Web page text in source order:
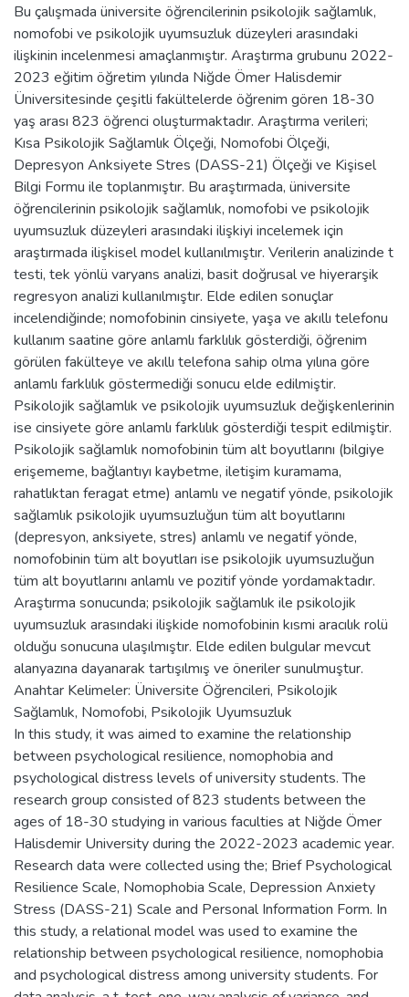
Bu çalışmada üniversite öğrencilerinin psikolojik sağlamlık,
nomofobi ve psikolojik uyumsuzluk düzeyleri arasındaki
ilişkinin incelenmesi amaçlanmıştır. Araştırma grubunu 2022-
2023 eğitim öğretim yılında Niğde Ömer Halisdemir
Üniversitesinde çeşitli fakültelerde öğrenim gören 18-30
yaş arası 823 öğrenci oluşturmaktadır. Araştırma verileri;
Kısa Psikolojik Sağlamlık Ölçeği, Nomofobi Ölçeği,
Depresyon Anksiyete Stres (DASS-21) Ölçeği ve Kişisel
Bilgi Formu ile toplanmıştır. Bu araştırmada, üniversite
öğrencilerinin psikolojik sağlamlık, nomofobi ve psikolojik
uyumsuzluk düzeyleri arasındaki ilişkiyi incelemek için
araştırmada ilişkisel model kullanılmıştır. Verilerin analizinde t
testi, tek yönlü varyans analizi, basit doğrusal ve hiyerarşik
regresyon analizi kullanılmıştır. Elde edilen sonuçlar
incelendiğinde; nomofobinin cinsiyete, yaşa ve akıllı telefonu
kullanım saatine göre anlamlı farklılık gösterdiği, öğrenim
görülen fakülteye ve akıllı telefona sahip olma yılına göre
anlamlı farklılık göstermediği sonucu elde edilmiştir.
Psikolojik sağlamlık ve psikolojik uyumsuzluk değişkenlerinin
ise cinsiyete göre anlamlı farklılık gösterdiği tespit edilmiştir.
Psikolojik sağlamlık nomofobinin tüm alt boyutlarını (bilgiye
erişememe, bağlantıyı kaybetme, iletişim kuramama,
rahatlıktan feragat etme) anlamlı ve negatif yönde, psikolojik
sağlamlık psikolojik uyumsuzluğun tüm alt boyutlarını
(depresyon, anksiyete, stres) anlamlı ve negatif yönde,
nomofobinin tüm alt boyutları ise psikolojik uyumsuzluğun
tüm alt boyutlarını anlamlı ve pozitif yönde yordamaktadır.
Araştırma sonucunda; psikolojik sağlamlık ile psikolojik
uyumsuzluk arasındaki ilişkide nomofobinin kısmi aracılık rolü
olduğu sonucuna ulaşılmıştır. Elde edilen bulgular mevcut
alanyazına dayanarak tartışılmış ve öneriler sunulmuştur.
Anahtar Kelimeler: Üniversite Öğrencileri, Psikolojik
Sağlamlık, Nomofobi, Psikolojik Uyumsuzluk
In this study, it was aimed to examine the relationship
between psychological resilience, nomophobia and
psychological distress levels of university students. The
research group consisted of 823 students between the
ages of 18-30 studying in various faculties at Niğde Ömer
Halisdemir University during the 2022-2023 academic year.
Research data were collected using the; Brief Psychological
Resilience Scale, Nomophobia Scale, Depression Anxiety
Stress (DASS-21) Scale and Personal Information Form. In
this study, a relational model was used to examine the
relationship between psychological resilience, nomophobia
and psychological distress among university students. For